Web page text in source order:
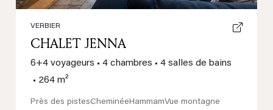
VERBIER
CHALET JENNA
6+4 voyageurs • 4 chambres • 4 salles de bains
• 264 m²
Près des pistesCheminéeHammamVue montagne